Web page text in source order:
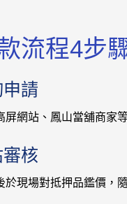
流程4步
請
屏網站、鳳山當舖商家
核
於現場對抵押品鑑價，